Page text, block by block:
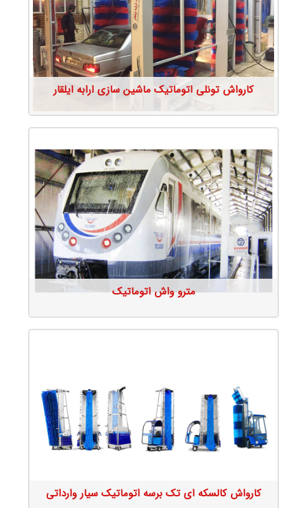
جزئیات محصول
کارواش تونلی اتوماتیک ماشین سازی ارابه ایلقار
جزئیات محصول
مترو واش اتوماتیک
جزئیات محصول
کارواش کالسکه ای تک برسه اتوماتیک سیار وارداتی